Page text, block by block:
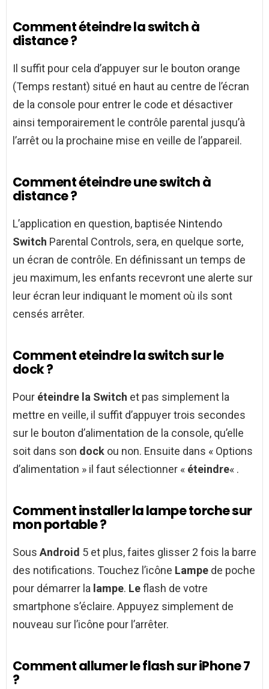
Comment éteindre la switch à
distance ?
Il suffit pour cela d’appuyer sur le bouton orange
(Temps restant) situé en haut au centre de l’écran
de la console pour entrer le code et désactiver
ainsi temporairement le contrôle parental jusqu’à
l’arrêt ou la prochaine mise en veille de l’appareil.
Comment éteindre une switch à
distance ?
L’application en question, baptisée Nintendo
Switch Parental Controls, sera, en quelque sorte,
un écran de contrôle. En définissant un temps de
jeu maximum, les enfants recevront une alerte sur
leur écran leur indiquant le moment où ils sont
censés arrêter.
Comment eteindre la switch sur le
dock ?
Pour éteindre la Switch et pas simplement la
mettre en veille, il suffit d’appuyer trois secondes
sur le bouton d’alimentation de la console, qu’elle
soit dans son dock ou non. Ensuite dans « Options
d’alimentation » il faut sélectionner « éteindre« .
Comment installer la lampe torche sur
mon portable ?
Sous Android 5 et plus, faites glisser 2 fois la barre
des notifications. Touchez l’icône Lampe de poche
pour démarrer la lampe. Leflash de votre
smartphone s’éclaire. Appuyez simplement de
nouveau sur l’icône pour l’arrêter.
Comment allumer le flash sur iPhone 7
?